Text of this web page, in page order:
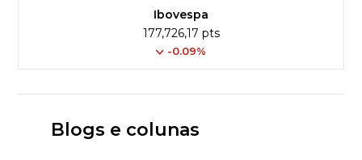
Ibovespa
177,726,17 pts
-0.09%
Blogs e colunas